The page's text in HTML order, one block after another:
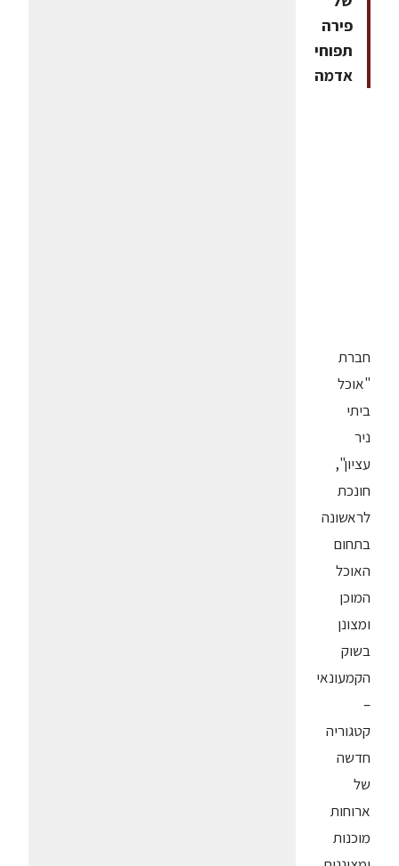
פירה
תפוחי
אדמה
חברת
"אוכל
ביתי
ניר
עציון",
חונכת
לראשונה
בתחום
האוכל
המוכן
ומצונן
בשוק
הקמעונאי
–
קטגוריה
חדשה
של
ארוחות
מוכנות